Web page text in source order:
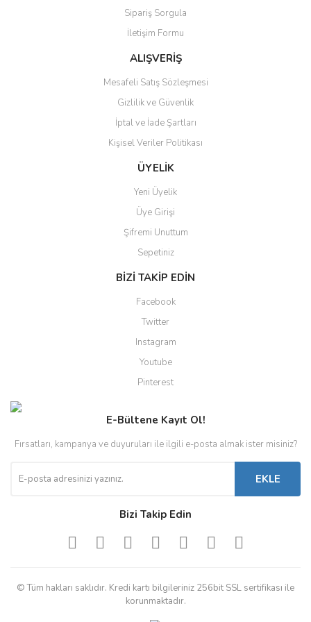
Ürün fiyatı diğer sitelerden daha pahalı.
Bu ürüne benzer farklı alternatifler olmalı.
Gönder
Sipariş Sorgula
İletişim Formu
ALIŞVERİŞ
Mesafeli Satış Sözleşmesi
Gizlilik ve Güvenlik
İptal ve İade Şartları
Kişisel Veriler Politikası
ÜYELİK
Yeni Üyelik
Üye Girişi
Şifremi Unuttum
Sepetiniz
BİZİ TAKİP EDİN
Facebook
Twitter
Instagram
Youtube
Pinterest
E-Bültene Kayıt Ol!
Fırsatları, kampanya ve duyuruları ile ilgili e-posta almak ister misiniz?
EKLE
Bizi Takip Edin
© Tüm hakları saklıdır. Kredi kartı bilgileriniz 256bit SSL sertifikası ile
korunmaktadır.